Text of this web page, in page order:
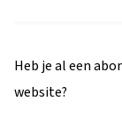
Heb je al een
website?